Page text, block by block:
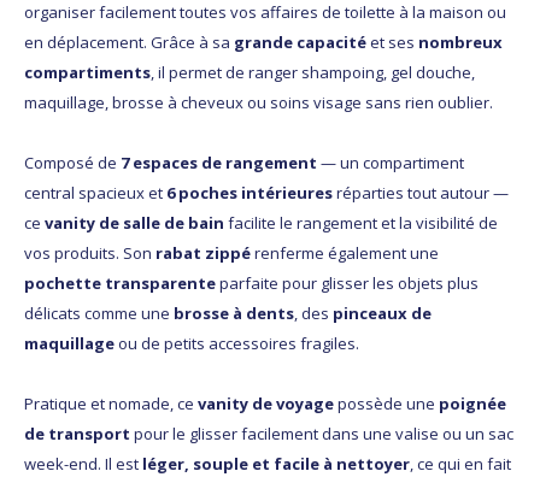
organiser facilement toutes vos affaires de toilette à la maison ou
en déplacement. Grâce à sa grande capacitéet ses nombreux
compartiments, il permet de ranger shampoing, gel douche,
maquillage, brosse à cheveux ou soins visage sans rien oublier.
Composé de 7 espaces de rangement — un compartiment
central spacieux et 6 poches intérieuresréparties tout autour —
ce vanity de salle de bain facilite le rangement et la visibilité de
vos produits. Son rabat zippérenferme également une
pochette transparenteparfaite pour glisser les objets plus
délicats comme une brosse à dents, des pinceaux de
maquillageou de petits accessoires fragiles.
Pratique et nomade, ce vanity de voyagepossède une poignée
de transport pour le glisser facilement dans une valise ou un sac
week-end. Il est léger, souple et facile à nettoyer, ce qui en fait